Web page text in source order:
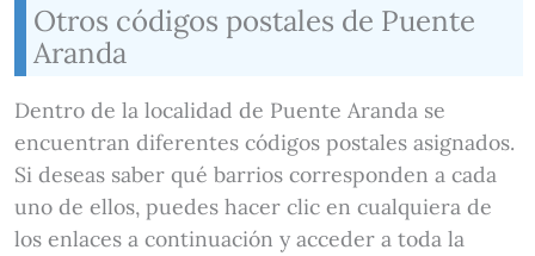
Otros códigos postales de Puente
Aranda
Dentro de la localidad de Puente Aranda se
encuentran diferentes códigos postales asignados.
Si deseas saber qué barrios corresponden a cada
uno de ellos, puedes hacer clic en cualquiera de
los enlaces a continuación y acceder a toda la